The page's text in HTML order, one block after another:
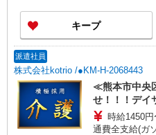
キープ
派遣社員
株式会社kotrio /●KM-H-2068443
≪熊本市中央
せ！！！デイ
時給1450
通費全支給(ガ